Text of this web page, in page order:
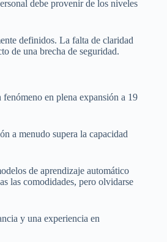
debe provenir de los niveles
definidos. La falta de claridad
de una brecha de seguridad.
en plena expansión a 19
a menudo supera la capacidad
de aprendizaje automático
las comodidades, pero olvidarse
y una experiencia en